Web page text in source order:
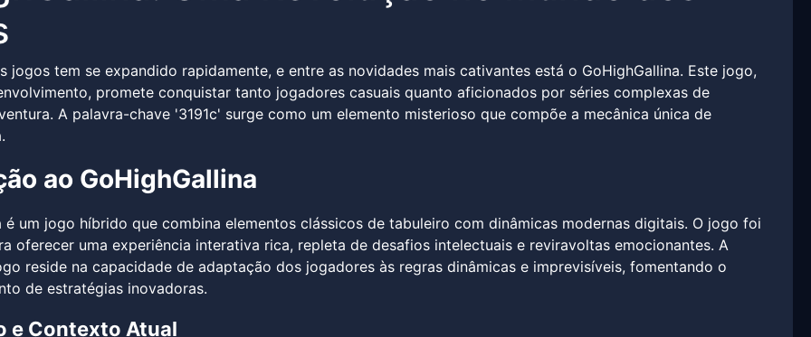
jogos tem se expandido rapidamente, e entre as novidades mais cativantes está o GoHighGallina. Este jogo,
promete conquistar tanto jogadores casuais quanto aficionados por séries complexas de
A palavra-chave '3191c' surge como um elemento misterioso que compõe a mecânica única de
ao GoHighGallina
é um jogo híbrido que combina elementos clássicos de tabuleiro com dinâmicas modernas digitais. O jogo foi
oferecer uma experiência interativa rica, repleta de desafios intelectuais e reviravoltas emocionantes. A
reside na capacidade de adaptação dos jogadores às regras dinâmicas e imprevisíveis, fomentando o
de estratégias inovadoras.
e Contexto Atual